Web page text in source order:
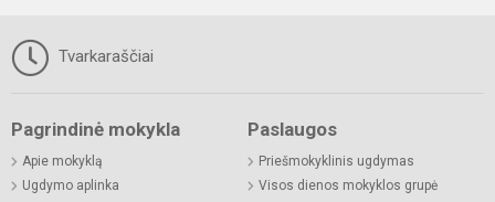
Tvarkaraščiai
Pagrindinė mokykla
Apie mokyklą
Ugdymo aplinka
Paslaugos
Priešmokyklinis ugdymas
Visos dienos mokyklos grupė